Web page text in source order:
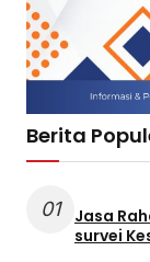
Berita
01
Jasa
survei